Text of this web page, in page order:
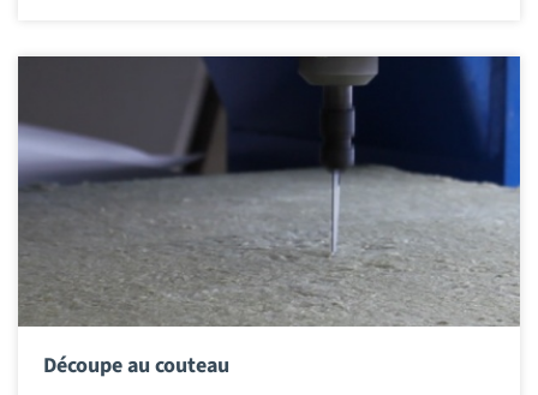
Découpe au couteau